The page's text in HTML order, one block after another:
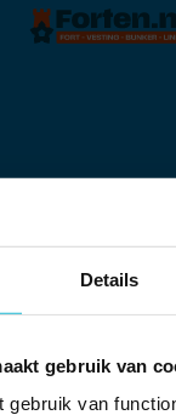
Details
gebruik van
gebruik van